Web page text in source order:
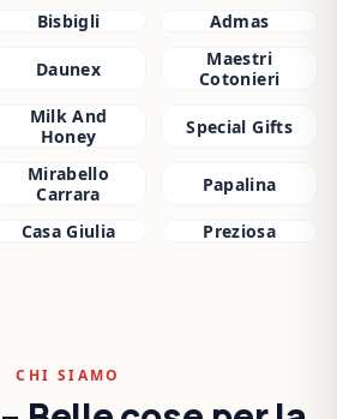
Bisbigli Admas
Daunex
Maestri
Cotonieri
Milk And
Honey
Special Gifts
Mirabello
Carrara
Papalina
Casa Giulia
Preziosa
CHI SIAMO